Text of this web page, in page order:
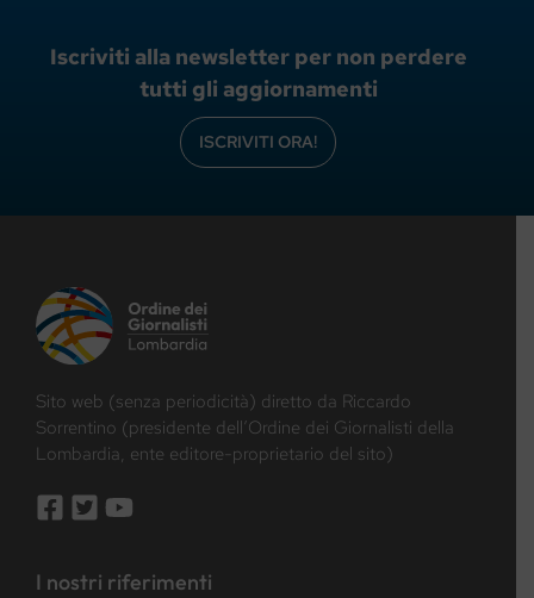
Iscriviti alla newsletter per non perdere
tutti gli aggiornamenti
ISCRIVITI ORA!
Sito web (senza periodicità) diretto da Riccardo
Sorrentino (presidente dell’Ordine dei Giornalisti della
Lombardia, ente editore-proprietario del sito)
I nostri riferimenti